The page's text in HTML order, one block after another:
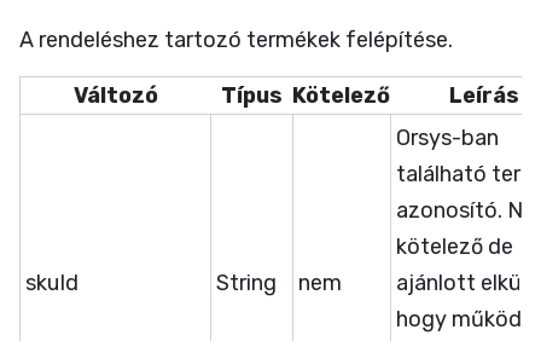
A rendeléshez tartozó termékek felépítése.
Változó Típus Kötelező Leírás
skuId String nem
Orsys-ban
található
azonosító.
kötelező de
ajánlott
hogy